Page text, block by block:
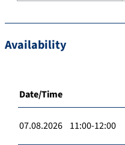
Availability
Date/Time
07.08.2026 11:00-12:00